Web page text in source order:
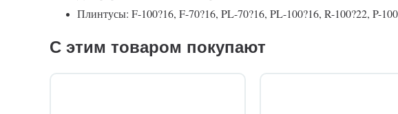
Плинтусы: F-100?16, F-70?16, PL-70?16, PL-100?16, R-100?22, P-
С этим товаром покупают